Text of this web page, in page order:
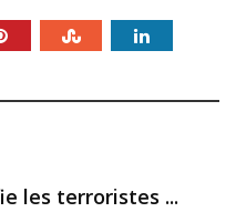
les terroristes ...